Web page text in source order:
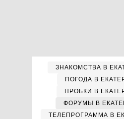
ЗНАКОМСТВА В
ПОГОДА В
ПРОБКИ В
ФОРУМЫ В
ТЕЛЕПРОГРАММА В